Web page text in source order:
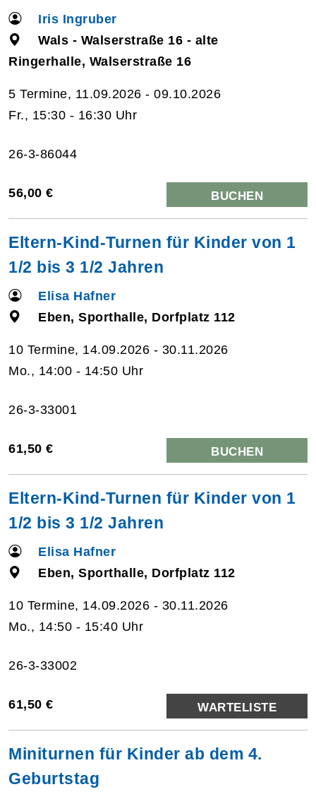
Iris Ingruber
Wals - Walserstraße 16 - alte
Ringerhalle, Walserstraße 16
5 Termine, 11.09.2026 - 09.10.2026
Fr., 15:30 - 16:30 Uhr
26-3-86044
56,00 € BUCHEN
Eltern-Kind-Turnen für Kinder von 1
1/2 bis 3 1/2 Jahren
Elisa Hafner
Eben, Sporthalle, Dorfplatz 112
10 Termine, 14.09.2026 - 30.11.2026
Mo., 14:00 - 14:50 Uhr
26-3-33001
61,50 € BUCHEN
Eltern-Kind-Turnen für Kinder von 1
1/2 bis 3 1/2 Jahren
Elisa Hafner
Eben, Sporthalle, Dorfplatz 112
10 Termine, 14.09.2026 - 30.11.2026
Mo., 14:50 - 15:40 Uhr
26-3-33002
61,50 € WARTELISTE
Miniturnen für Kinder ab dem 4.
Geburtstag